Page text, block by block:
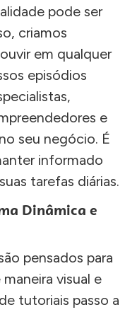
pode ser
criamos
em qualquer
episódios
e
seu negócio. É
informado
tarefas diárias.
Dinâmica e
pensados para
visual e
tutoriais passo a